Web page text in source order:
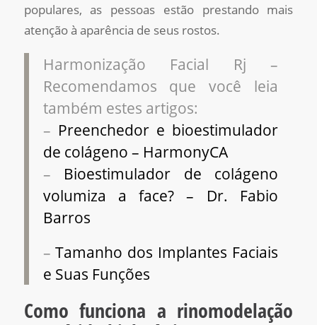
populares, as pessoas estão prestando mais
atenção à aparência de seus rostos.
Harmonização Facial Rj –
Recomendamos que você leia
também estes artigos:
– Preenchedor e bioestimulador
de colágeno – HarmonyCA
– Bioestimulador de colágeno
volumiza a face? – Dr. Fabio
Barros
–Tamanho dos Implantes Faciais
e Suas Funções
Como funciona a rinomodelação